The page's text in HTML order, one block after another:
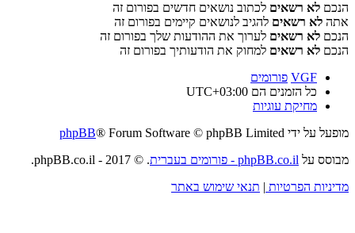
הנכם לא רשאים לכתוב נושאים חדשים בפורום זה
אתה לא רשאים להגיב לנושאים קיימים בפורום זה
הנכם לא רשאים לערוך את ההודעות שלך בפורום זה
הנכם לא רשאים למחוק את הודעותיך בפורום זה
VGF פורומים
כל הזמנים הם UTC+03:00
מחיקת עוגיות
מופעל על ידי
phpBB® Forum Software © phpBB Limited
מבוסס על phpBB.co.il - פורומים בעברית
. © 2017 - phpBB.co.il.
מדיניות הפרטיות
תנאי שימוש באתר